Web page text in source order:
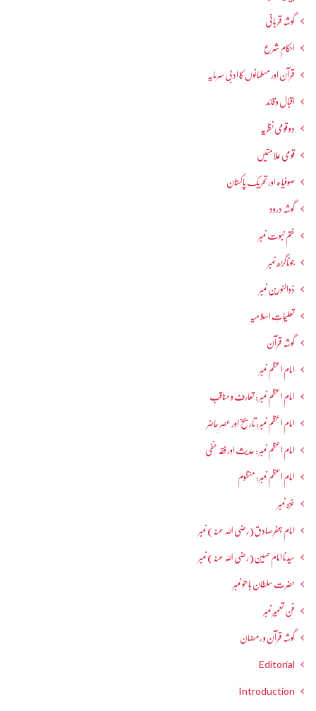
گوشہ قربانی
احکامِ شرع
قرآن اور مسلمانوں کا ادبی سرمایہ
اقبال و قائد
دو قومی نظریہ
قومی علامتیں
صوفیاء اور تحریک ِپاکستان
گوشہ درود
ختم نبوت نمبر
جوناگڑھ نمبر
ذوالنورین نمبر
تعلیماتِ اسلامیہ
گوشہ قرآن
امام اعظم نمبر
امام اعظم نمبر : تعارف و مناقب
امام اعظم نمبر: تاریخ اور عصرِ حاضر
امام اعظم نمبر : حدیث اور فقہ حنفی
امام اعظم نمبر: منظوم
غزہ نمبر
امام جعفرصادق(رضی اللہ عنہ) نمبر
سیدنا امام حسین(رضی اللہ عنہ) نمبر
حضرت سلطان باھوؒ نمبر
فنِ تعمیر نمبر
گوشہ قرآن و رمضان
Editorial
Introduction